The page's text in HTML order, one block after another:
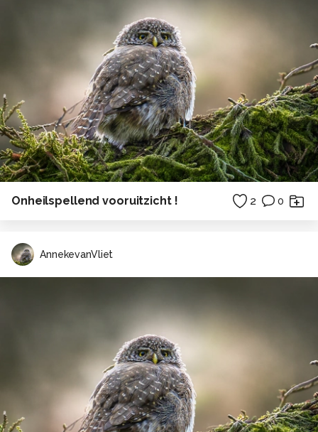
Onheilspellend vooruitzicht ! 2 0
AnnekevanVliet